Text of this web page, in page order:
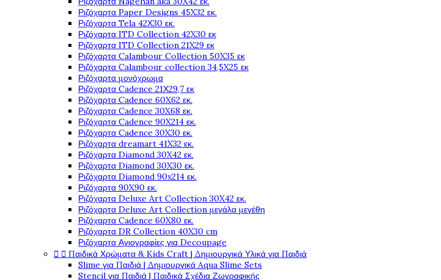
Ριζόχαρτα Paper Designs 45X32 εκ.
Ριζόχαρτα Tela 42Χ30 εκ.
Ριζόχαρτα ITD Collection 42X30 εκ
Ριζόχαρτα ITD Collection 21X29 εκ
Ριζόχαρτα Calambour Collection 50X35 εκ
Ριζόχαρτα Calambour collection 34,5X25 εκ
Ριζόχαρτα μονόχρωμα
Ριζόχαρτα Cadence 21Χ29,7 εκ
Ριζόχαρτα Cadence 60X62 εκ.
Ριζόχαρτα Cadence 30X68 εκ.
Ριζόχαρτα Cadence 90X214 εκ.
Ριζόχαρτα Cadence 30X30 εκ.
Ριζόχαρτα dreamart 41X32 εκ.
Ριζόχαρτα Diamond 30X42 εκ.
Ριζόχαρτα Diamond 30X30 εκ.
Ριζόχαρτα Diamond 90x214 εκ.
Ριζόχαρτα 90X90 εκ.
Ριζόχαρτα Deluxe Art Collection 30X42 εκ.
Ριζόχαρτα Deluxe Art Collection μεγάλα μεγέθη
Ριζόχαρτα Cadence 60X80 εκ.
Ριζόχαρτα DR Collection 40X30 cm
Ριζόχαρτα Αγιογραφίες για Decoupage
  Παιδικά Χρώματα & Kids Craft | Δημιουργικά Υλικά για Παιδιά
Slime για Παιδιά | Δημιουργικά Aqua Slime Sets
Stencil για Παιδιά | Παιδικά Σχέδια Ζωγραφικής